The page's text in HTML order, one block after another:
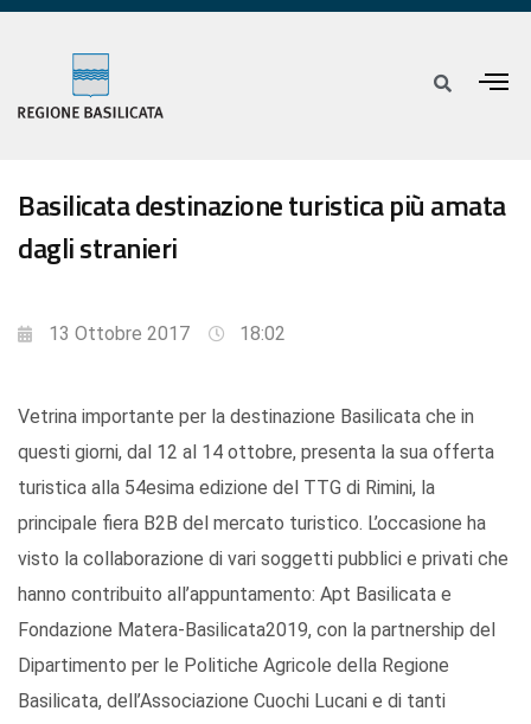
Basilicata destinazione turistica più amata
dagli stranieri
13 Ottobre 2017 18:02
Vetrina importante per la destinazione Basilicata che in
questi giorni, dal 12 al 14 ottobre, presenta la sua offerta
turistica alla 54esima edizione del TTG di Rimini, la
principale fiera B2B del mercato turistico. L’occasione ha
visto la collaborazione di vari soggetti pubblici e privati che
hanno contribuito all’appuntamento: Apt Basilicata e
Fondazione Matera-Basilicata2019, con la partnership del
Dipartimento per le Politiche Agricole della Regione
Basilicata, dell’Associazione Cuochi Lucani e di tanti